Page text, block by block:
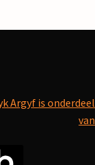
Argyf is onderdeel
van